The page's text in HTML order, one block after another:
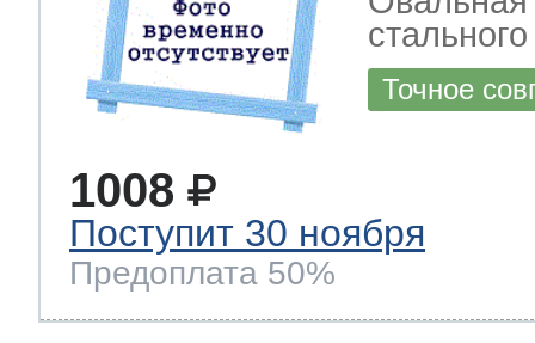
Точное
1008
Поступит 30 ноября
Предоплата 50%